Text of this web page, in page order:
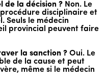
de la décision ? Non. Le
disciplinaire et
Seuls le médecin
provincial peuvent faire
la sanction ? Oui. Le
de la cause et peut
même si le médecin